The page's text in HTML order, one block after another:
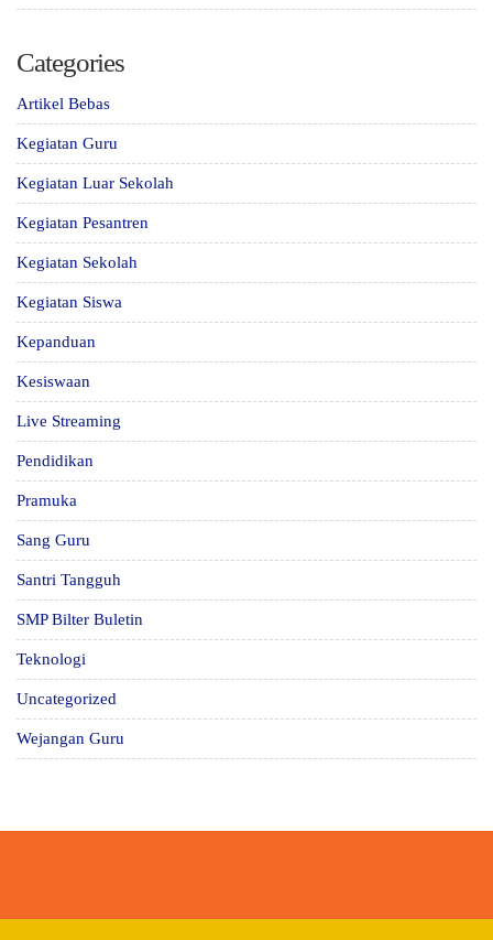
Categories
Artikel Bebas
Kegiatan Guru
Kegiatan Luar Sekolah
Kegiatan Pesantren
Kegiatan Sekolah
Kegiatan Siswa
Kepanduan
Kesiswaan
Live Streaming
Pendidikan
Pramuka
Sang Guru
Santri Tangguh
SMP Bilter Buletin
Teknologi
Uncategorized
Wejangan Guru